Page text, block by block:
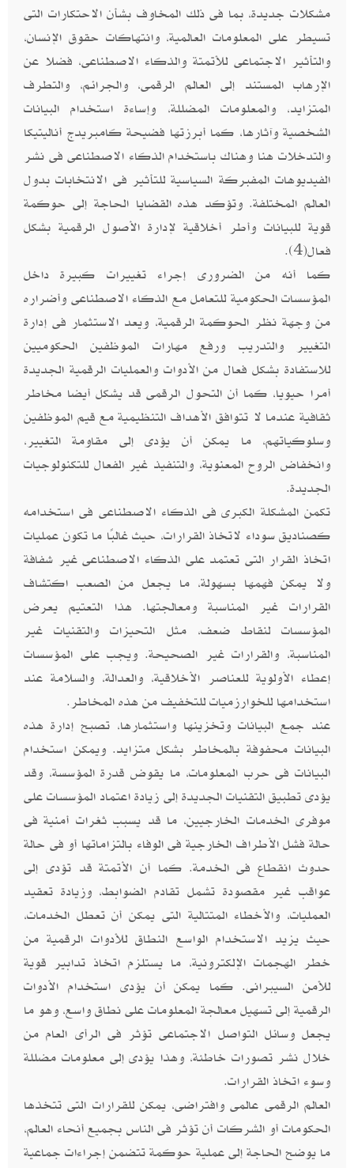
مشكلات جديدة، بما فى ذلك المخاوف بشأن الاحتكارات التى
تسيطر على المعلومات العالمية، وانتهاكات حقوق الإنسان،
والتأثير الاجتماعى للأتمتة والذكاء الاصطناعى، فضلا عن
الإرهاب المستند إلى العالم الرقمى، والجرائم، والتطرف
المتزايد، والمعلومات المضللة، وإساءة استخدام البيانات
الشخصية وآثارها، كما أبرزتها فضيحة كامبريدج أناليتيكا
والتدخلات هنا وهناك باستخدام الذكاء الاصطناعى فى نشر
الفيديوهات المفبركة السياسية للتأثير فى الانتخابات بدول
العالم المختلفة. وتؤكد هذه القضايا الحاجة إلى حوكمة
قوية للبيانات وأطر أخلاقية لإدارة الأصول الرقمية بشكل
فعال(4).
كما أنه من الضرورى إجراء تغييرات كبيرة داخل
المؤسسات الحكومية للتعامل مع الذكاء الاصطناعى وأضراره
من وجهة نظر الحوكمة الرقمية، ويعد الاستثمار فى إدارة
التغيير والتدريب ورفع مهارات الموظفين الحكوميين
للاستفادة بشكل فعال من الأدوات والعمليات الرقمية الجديدة
أمرا حيويا، كما أن التحول الرقمى قد يشكل أيضا مخاطر
ثقافية عندما لا تتوافق الأهداف التنظيمية مع قيم الموظفين
وسلوكياتهم، ما يمكن أن يؤدى إلى مقاومة التغيير،
وانخفاض الروح المعنوية، والتنفيذ غير الفعال للتكنولوجيات
الجديدة.
تكمن المشكلة الكبرى فى الذكاء الاصطناعى فى استخدامه
كصناديق سوداء لاتخاذ القرارات، حيث غالبًا ما تكون عمليات
اتخاذ القرار التى تعتمد على الذكاء الاصطناعى غير شفافة
ولا يمكن فهمها بسهولة، ما يجعل من الصعب اكتشاف
القرارات غير المناسبة ومعالجتها. هذا التعتيم يعرض
المؤسسات لنقاط ضعف، مثل التحيزات والتقنيات غير
المناسبة، والقرارات غير الصحيحة. ويجب على المؤسسات
إعطاء الأولوية للعناصر الأخلاقية، والعدالة، والسلامة عند
استخدامها للخوارزميات للتخفيف من هذه المخاطر.
عند جمع البيانات وتخزينها واستثمارها، تصبح إدارة هذه
البيانات محفوفة بالمخاطر بشكل متزايد. ويمكن استخدام
البيانات فى حرب المعلومات، ما يقوض قدرة المؤسسة، وقد
يؤدى تطبيق التقنيات الجديدة إلى زيادة اعتماد المؤسسات على
موفرى الخدمات الخارجيين، ما قد يسبب ثغرات أمنية فى
حالة فشل الأطراف الخارجية فى الوفاء بالتزاماتها أو فى حالة
حدوث انقطاع فى الخدمة. كما أن الأتمتة قد تؤدى إلى
عواقب غير مقصودة تشمل تقادم الضوابط، وزيادة تعقيد
العمليات، والأخطاء المتتالية التى يمكن أن تعطل الخدمات،
حيث يزيد الاستخدام الواسع النطاق للأدوات الرقمية من
خطر الهجمات الإلكترونية، ما يستلزم اتخاذ تدابير قوية
للأمن السيبرانى. كما يمكن أن يؤدى استخدام الأدوات
الرقمية إلى تسهيل معالجة المعلومات على نطاق واسع، وهو ما
يجعل وسائل التواصل الاجتماعى تؤثر فى الرأى العام من
خلال نشر تصورات خاطئة، وهذا يؤدى إلى معلومات مضللة
وسوء اتخاذ القرارات.
العالم الرقمى عالمى وافتراضى، يمكن للقرارات التى تتخذها
الحكومات أو الشركات أن تؤثر فى الناس بجميع أنحاء العالم،
ما يوضح الحاجة إلى عملية حوكمة تتضمن إجراءات جماعية